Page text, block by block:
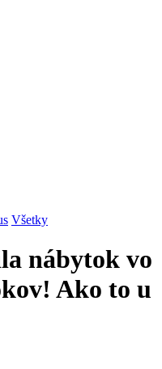
Všetky
nábytok vo
Ako to u